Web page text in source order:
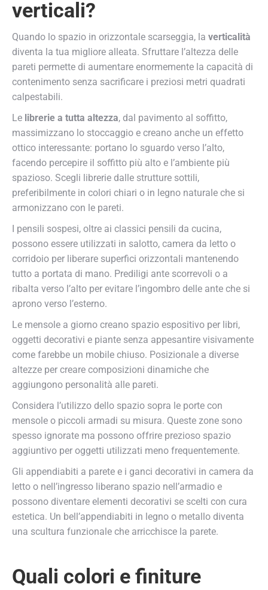
verticali?
Quando lo spazio in orizzontale scarseggia, la verticalità
diventa la tua migliore alleata. Sfruttare l’altezza delle
pareti permette di aumentare enormemente la capacità di
contenimento senza sacrificare i preziosi metri quadrati
calpestabili.
Le librerie a tutta altezza, dal pavimento al soffitto,
massimizzano lo stoccaggio e creano anche un effetto
ottico interessante: portano lo sguardo verso l’alto,
facendo percepire il soffitto più alto e l’ambiente più
spazioso. Scegli librerie dalle strutture sottili,
preferibilmente in colori chiari o in legno naturale che si
armonizzano con le pareti.
I pensili sospesi, oltre ai classici pensili da cucina,
possono essere utilizzati in salotto, camera da letto o
corridoio per liberare superfici orizzontali mantenendo
tutto a portata di mano. Prediligi ante scorrevoli o a
ribalta verso l’alto per evitare l’ingombro delle ante che si
aprono verso l’esterno.
Le mensole a giorno creano spazio espositivo per libri,
oggetti decorativi e piante senza appesantire visivamente
come farebbe un mobile chiuso. Posizionale a diverse
altezze per creare composizioni dinamiche che
aggiungono personalità alle pareti.
Considera l’utilizzo dello spazio sopra le porte con
mensole o piccoli armadi su misura. Queste zone sono
spesso ignorate ma possono offrire prezioso spazio
aggiuntivo per oggetti utilizzati meno frequentemente.
Gli appendiabiti a parete e i ganci decorativi in camera da
letto o nell’ingresso liberano spazio nell’armadio e
possono diventare elementi decorativi se scelti con cura
estetica. Un bell’appendiabiti in legno o metallo diventa
una scultura funzionale che arricchisce la parete.
Quali colori e finiture